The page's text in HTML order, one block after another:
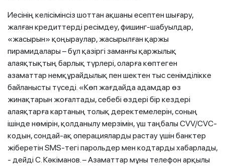
Иесінің келісімінсіз шоттан ақшаны есептен шығару,
жалған кредиттерді ресімдеу, фишинг-шабуылдар,
«жасырын» қоңыраулар, жасырылған қаржы
пирамидалары – бұл қазіргі заманғы қаржылық
алаяқтықтың барлық түрлері, оларға көптеген
азаматтар немқұрайдылық пен шектен тыс сенімділікке
байланысты түседі. «Көп жағдайда адамдар өз
жинақтарын жоғалтады, себебі өздері бір кездері
алаяқтарға картаның толық деректемелерін, соның
ішінде нөмірін, қолданылу мерзімін, үш таңбалы CVV/CVC-
кодын, сондай-ақ операцияларды растау үшін банктер
жіберетін SMS-тегі парольдер мен кодтарды хабарлады,
- дейді С. Кәкіманов. – Азаматтар мұны телефон арқылы